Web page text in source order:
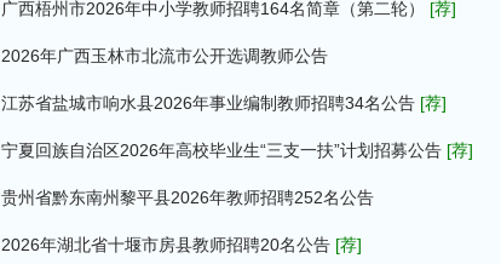
广西梧州市2026年中小学教师招聘164名简章（第二轮） [荐]
2026年广西玉林市北流市公开选调教师公告
江苏省盐城市响水县2026年事业编制教师招聘34名公告 [荐]
宁夏回族自治区2026年高校毕业生“三支一扶”计划招募公告 [荐]
贵州省黔东南州黎平县2026年教师招聘252名公告
2026年湖北省十堰市房县教师招聘20名公告 [荐]